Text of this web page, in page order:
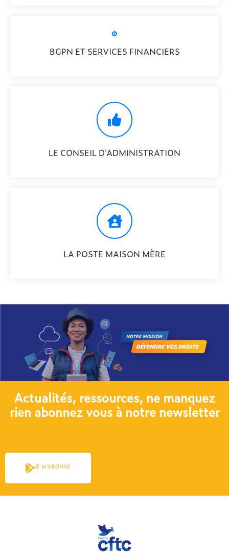
BGPN ET SERVICES FINANCIERS
LE CONSEIL D'ADMINISTRATION
LA POSTE MAISON MÈRE
Actualités, ressources, ne manquez
rien abonnez vous à notre newsletter​
JE M'ABONNE